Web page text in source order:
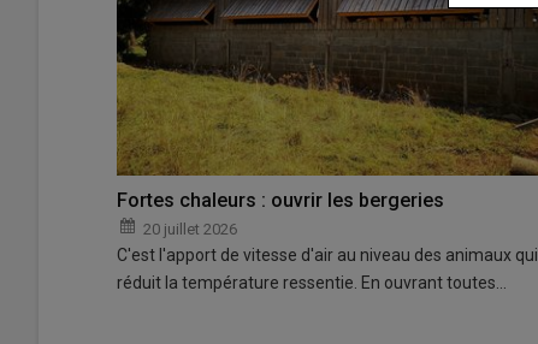
Fortes chaleurs : ouvrir les bergeries
20 juillet 2026
C'est l'apport de vitesse d'air au niveau des animaux qui
réduit la température ressentie. En ouvrant toutes…